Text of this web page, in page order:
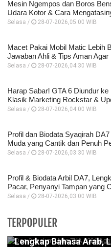
Mesin Ngempos dan Boros
Udara Kotor & Cara
Selasa / 28-07-2026,05:00 WIB
Macet Pakai Mobil Matic Lebih
Jawaban Ahli & Tips Aman
Selasa / 28-07-2026,04:30 WIB
Harap Sabar! GTA 6 Diundur
Klasik Marketing Rockstar &
Selasa / 28-07-2026,04:00 WIB
Profil dan Biodata Syaqirah
Muda yang Cantik dan Penuh
Selasa / 28-07-2026,03:30 WIB
Profil & Biodata Arbil DA7,
Pacar, Penyanyi Tampan yang
Selasa / 28-07-2026,03:00 WIB
TERPOPULER
Doa Sebelum Ujian TKA
Dipermudahh dan
Lengkap Bahasa Arab,